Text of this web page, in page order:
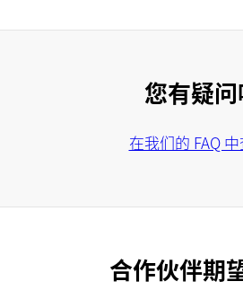
您有疑问
在我们的 FAQ
合作伙伴期